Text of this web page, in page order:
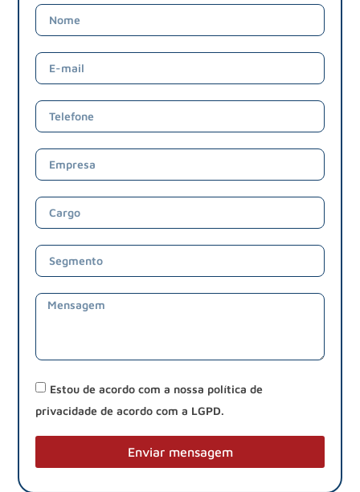
Estou de acordo com a nossa política de
privacidade de acordo com a LGPD.
Enviar mensagem